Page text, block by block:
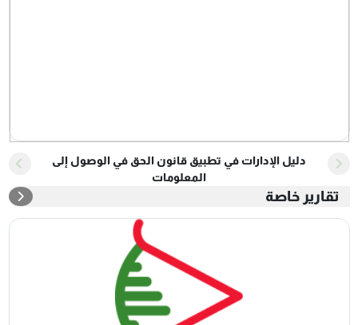
دليل الإدارات في تطبيق قانون الحق في الوصول إلى
المعلومات
تقارير خاصة